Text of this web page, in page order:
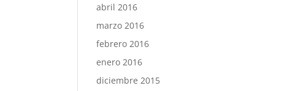
abril 2016
marzo 2016
febrero 2016
enero 2016
diciembre 2015